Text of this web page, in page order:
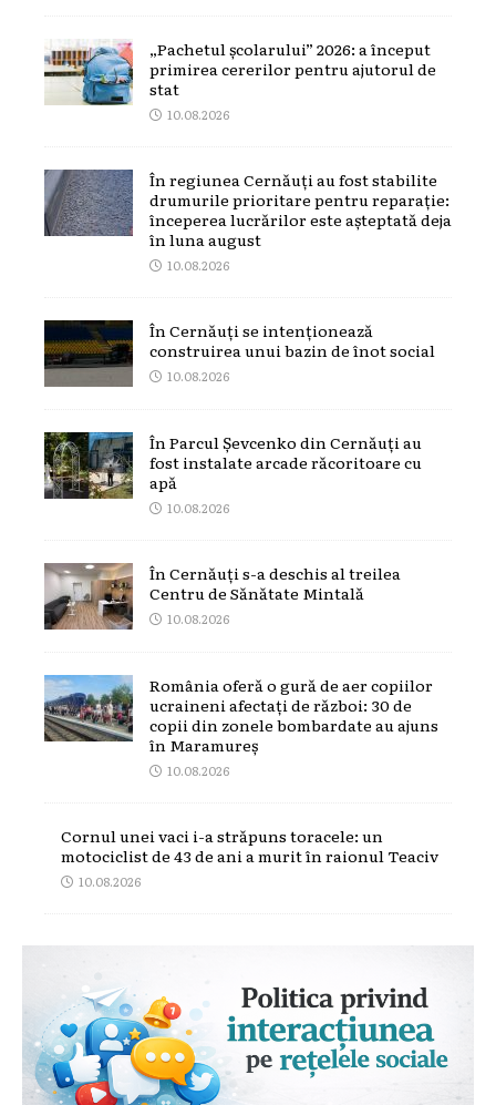
„Pachetul școlarului” 2026: a început
primirea cererilor pentru ajutorul de
stat
10.08.2026
În regiunea Cernăuți au fost stabilite
drumurile prioritare pentru reparație:
începerea lucrărilor este așteptată deja
în luna august
10.08.2026
În Cernăuți se intenționează
construirea unui bazin de înot social
10.08.2026
În Parcul Șevcenko din Cernăuți au
fost instalate arcade răcoritoare cu
apă
10.08.2026
În Cernăuți s-a deschis al treilea
Centru de Sănătate Mintală
10.08.2026
România oferă o gură de aer copiilor
ucraineni afectați de război: 30 de
copii din zonele bombardate au ajuns
în Maramureș
10.08.2026
Cornul unei vaci i-a străpuns toracele: un
motociclist de 43 de ani a murit în raionul Teaciv
10.08.2026